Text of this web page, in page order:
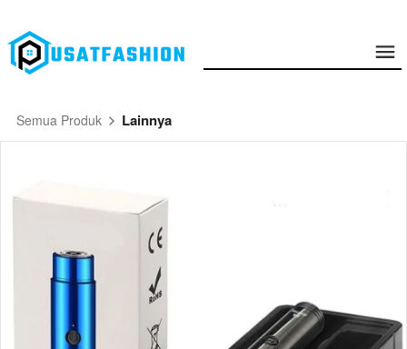
Semua Produk Lainnya